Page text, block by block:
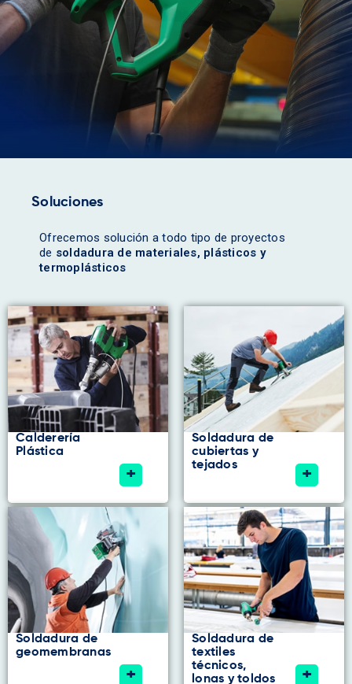
300
Soluciones
Ofrecemos solución a todo tipo de proyectos
de soldadura de materiales, plásticos y
termoplásticos
Calderería
Plástica
+
Soldadura de
cubiertas y
tejados
+
Soldadura de
geomembranas
+
Soldadura de
textiles
técnicos,
lonas y toldos
+